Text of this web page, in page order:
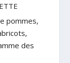
pommes,
des